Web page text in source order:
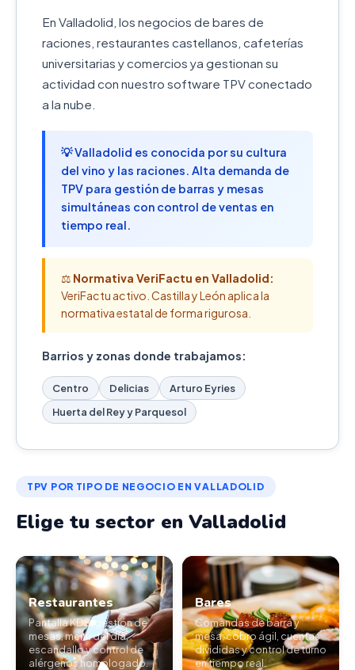
En Valladolid, los negocios de bares de
raciones, restaurantes castellanos, cafeterías
universitarias y comercios ya gestionan su
actividad con nuestro software TPV conectado
a la nube.
💡 Valladolid es conocida por su cultura
del vino y las raciones. Alta demanda de
TPV para gestión de barras y mesas
simultáneas con control de ventas en
tiempo real.
⚖️ Normativa VeriFactu en Valladolid:
VeriFactu activo. Castilla y León aplica la
normativa estatal de forma rigurosa.
Barrios y zonas donde trabajamos:
Centro Delicias
Arturo Eyries
Huerta del Rey y Parquesol
TPV POR TIPO DE NEGOCIO EN VALLADOLID
Elige tu sector en Valladolid
Restaurantes
Pantalla KDS, gestión de
mesas, menú del día,
escandallo y control de
alérgenos homologado.
Bares
Comandas de barra y
mesa, cobro ágil, cuentas
divididas y control de turno
en tiempo real.